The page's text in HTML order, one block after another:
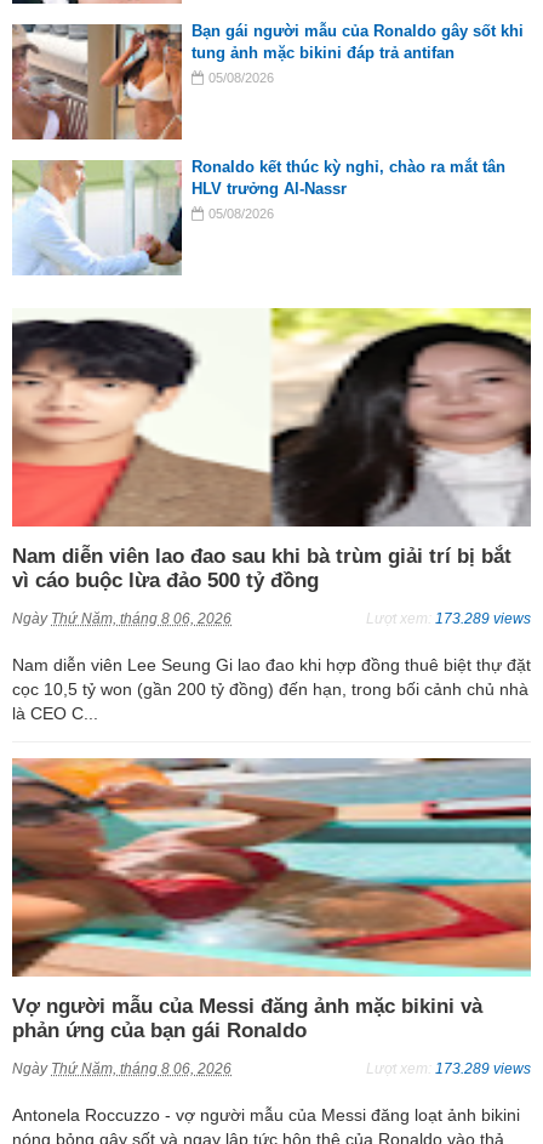
Bạn gái người mẫu của Ronaldo gây sốt khi
tung ảnh mặc bikini đáp trả antifan
05/08/2026
Ronaldo kết thúc kỳ nghỉ, chào ra mắt tân
HLV trưởng Al-Nassr
05/08/2026
Nam diễn viên lao đao sau khi bà trùm giải trí bị bắt
vì cáo buộc lừa đảo 500 tỷ đồng
Ngày Thứ Năm, tháng 8 06, 2026 Lượt xem: 173.289 views
Nam diễn viên Lee Seung Gi lao đao khi hợp đồng thuê biệt thự đặt
cọc 10,5 tỷ won (gần 200 tỷ đồng) đến hạn, trong bối cảnh chủ nhà
là CEO C...
Vợ người mẫu của Messi đăng ảnh mặc bikini và
phản ứng của bạn gái Ronaldo
Ngày Thứ Năm, tháng 8 06, 2026 Lượt xem: 173.289 views
Antonela Roccuzzo - vợ người mẫu của Messi đăng loạt ảnh bikini
nóng bỏng gây sốt và ngay lập tức hôn thê của Ronaldo vào thả